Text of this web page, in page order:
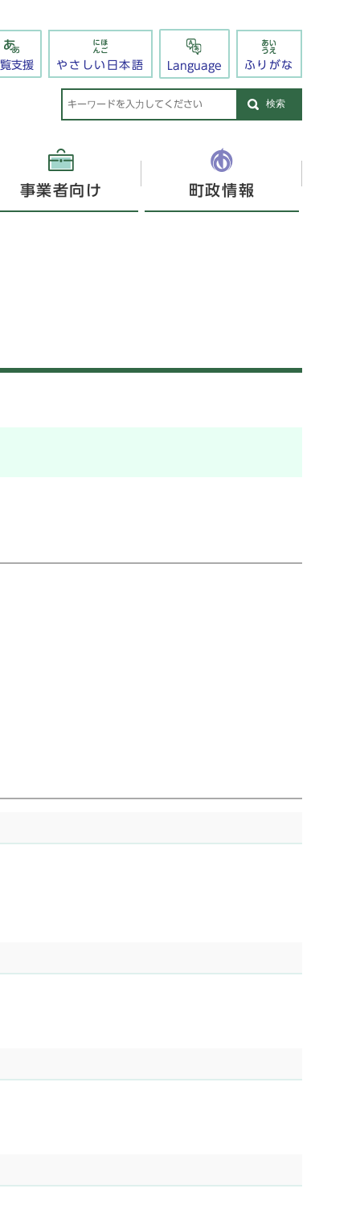
支援 やさしい日本語 Language ふりがな
検索
事業者向け 町政情報